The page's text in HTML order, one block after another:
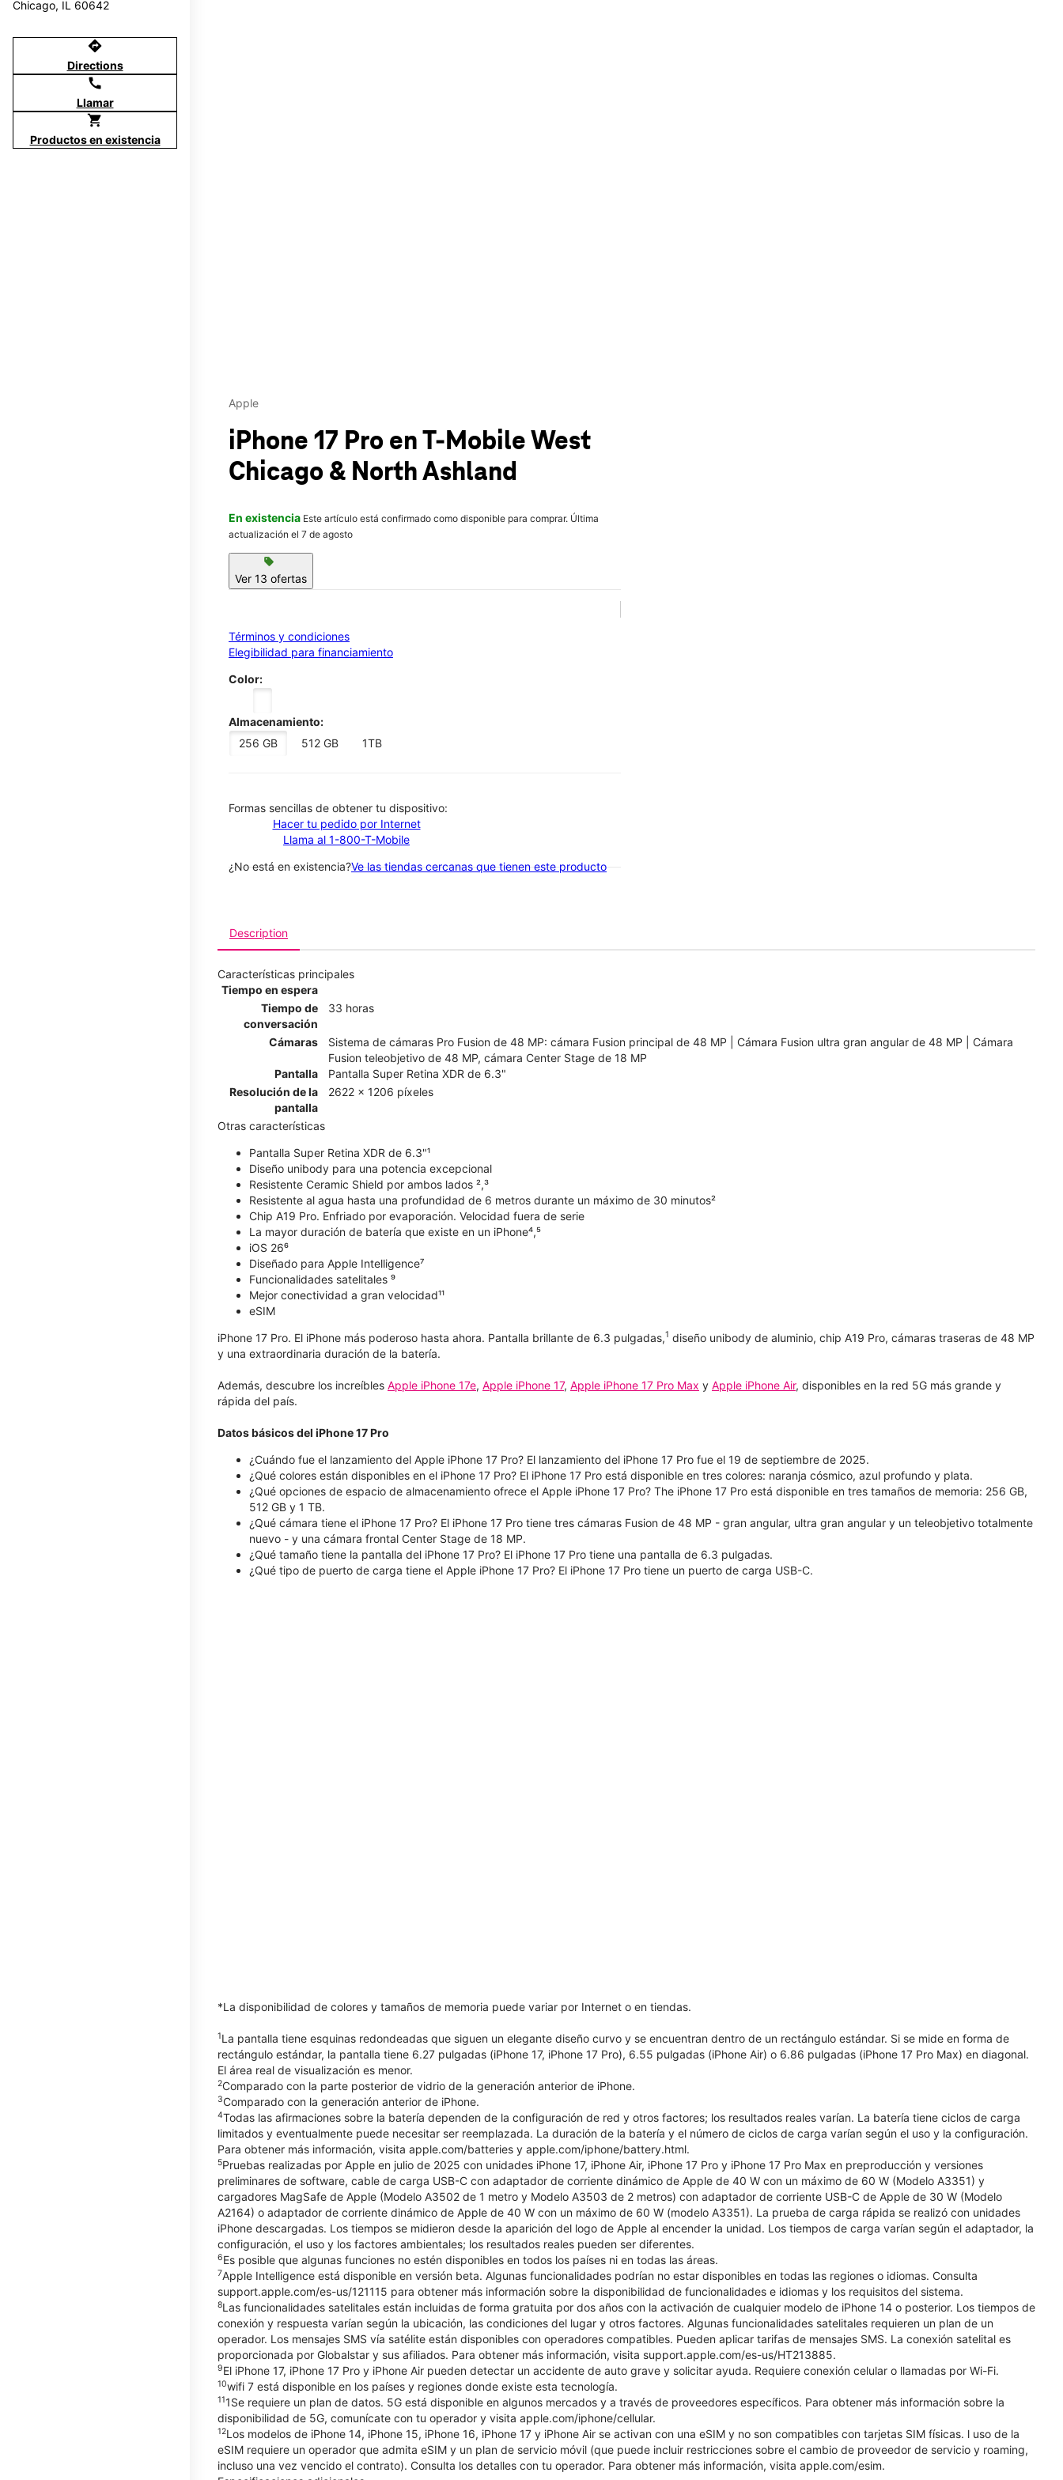
Chicago, IL 60642
directions
Directions
call
Llamar
shopping_cart
Productos en existencia
Apple
iPhone 17 Pro en T-Mobile West
Chicago & North Ashland
En existencia Este artículo está confirmado como disponible para comprar. Última
actualización el 7 de agosto
sell
Ver 13 ofertas
Términos y condiciones
Elegibilidad para financiamiento
Color:
Almacenamiento:
256 GB
512 GB 1TB
​​​​​​​Formas sencillas de obtener tu dispositivo:
Hacer tu pedido por Internet
Llama al 1-800-T-Mobile
¿No está en existencia?Ve las tiendas cercanas que tienen este producto
Description
Características principales
Tiempo en espera
Tiempo de
conversación
33 horas
Cámaras
Sistema de cámaras Pro Fusion de 48 MP: cámara Fusion principal de 48 MP | Cámara Fusion ultra gran angular de 48 MP | Cámara
Fusion teleobjetivo de 48 MP, cámara Center Stage de 18 MP
Pantalla
Pantalla Super Retina XDR de 6.3"
Resolución de la
pantalla
2622 x 1206 píxeles
Otras características
Pantalla Super Retina XDR de 6.3"¹
Diseño unibody para una potencia excepcional
Resistente Ceramic Shield por ambos lados ²,³
Resistente al agua hasta una profundidad de 6 metros durante un máximo de 30 minutos²
Chip A19 Pro. Enfriado por evaporación. Velocidad fuera de serie
La mayor duración de batería que existe en un iPhone⁴,⁵
iOS 26⁶
Diseñado para Apple Intelligence⁷
Funcionalidades satelitales ⁹
Mejor conectividad a gran velocidad¹¹
eSIM
iPhone 17 Pro. El iPhone más poderoso hasta ahora. Pantalla brillante de 6.3 pulgadas,1 diseño unibody de aluminio, chip A19 Pro, cámaras traseras de 48 MP
y una extraordinaria duración de la batería.
Además, descubre los increíbles Apple iPhone 17e, Apple iPhone 17, Apple iPhone 17 Pro Max y Apple iPhone Air, disponibles en la red 5G más grande y
rápida del país.
Datos básicos del iPhone 17 Pro
¿Cuándo fue el lanzamiento del Apple iPhone 17 Pro? El lanzamiento del iPhone 17 Pro fue el 19 de septiembre de 2025.
¿Qué colores están disponibles en el iPhone 17 Pro? El iPhone 17 Pro está disponible en tres colores: naranja cósmico, azul profundo y plata.
¿Qué opciones de espacio de almacenamiento ofrece el Apple iPhone 17 Pro? The iPhone 17 Pro está disponible en tres tamaños de memoria: 256 GB,
512 GB y 1 TB.
¿Qué cámara tiene el iPhone 17 Pro? El iPhone 17 Pro tiene tres cámaras Fusion de 48 MP - gran angular, ultra gran angular y un teleobjetivo totalmente
nuevo - y una cámara frontal Center Stage de 18 MP.
¿Qué tamaño tiene la pantalla del iPhone 17 Pro? El iPhone 17 Pro tiene una pantalla de 6.3 pulgadas.
¿Qué tipo de puerto de carga tiene el Apple iPhone 17 Pro? El iPhone 17 Pro tiene un puerto de carga USB-C.
*La disponibilidad de colores y tamaños de memoria puede variar por Internet o en tiendas.
1La pantalla tiene esquinas redondeadas que siguen un elegante diseño curvo y se encuentran dentro de un rectángulo estándar. Si se mide en forma de
rectángulo estándar, la pantalla tiene 6.27 pulgadas (iPhone 17, iPhone 17 Pro), 6.55 pulgadas (iPhone Air) o 6.86 pulgadas (iPhone 17 Pro Max) en diagonal.
El área real de visualización es menor.
2Comparado con la parte posterior de vidrio de la generación anterior de iPhone.
3Comparado con la generación anterior de iPhone.
4Todas las afirmaciones sobre la batería dependen de la configuración de red y otros factores; los resultados reales varían. La batería tiene ciclos de carga
limitados y eventualmente puede necesitar ser reemplazada. La duración de la batería y el número de ciclos de carga varían según el uso y la configuración.
Para obtener más información, visita apple.com/batteries y apple.com/iphone/battery.html.
5Pruebas realizadas por Apple en julio de 2025 con unidades iPhone 17, iPhone Air, iPhone 17 Pro y iPhone 17 Pro Max en preproducción y versiones
preliminares de software, cable de carga USB-C con adaptador de corriente dinámico de Apple de 40 W con un máximo de 60 W (Modelo A3351) y
cargadores MagSafe de Apple (Modelo A3502 de 1 metro y Modelo A3503 de 2 metros) con adaptador de corriente USB-C de Apple de 30 W (Modelo
A2164) o adaptador de corriente dinámico de Apple de 40 W con un máximo de 60 W (modelo A3351). La prueba de carga rápida se realizó con unidades
iPhone descargadas. Los tiempos se midieron desde la aparición del logo de Apple al encender la unidad. Los tiempos de carga varían según el adaptador, la
configuración, el uso y los factores ambientales; los resultados reales pueden ser diferentes.
6Es posible que algunas funciones no estén disponibles en todos los países ni en todas las áreas.
7Apple Intelligence está disponible en versión beta. Algunas funcionalidades podrían no estar disponibles en todas las regiones o idiomas. Consulta
support.apple.com/es-us/121115 para obtener más información sobre la disponibilidad de funcionalidades e idiomas y los requisitos del sistema.
8Las funcionalidades satelitales están incluidas de forma gratuita por dos años con la activación de cualquier modelo de iPhone 14 o posterior. Los tiempos de
conexión y respuesta varían según la ubicación, las condiciones del lugar y otros factores. Algunas funcionalidades satelitales requieren un plan de un
operador. Los mensajes SMS vía satélite están disponibles con operadores compatibles. Pueden aplicar tarifas de mensajes SMS. La conexión satelital es
proporcionada por Globalstar y sus afiliados. Para obtener más información, visita support.apple.com/es-us/HT213885.
9El iPhone 17, iPhone 17 Pro y iPhone Air pueden detectar un accidente de auto grave y solicitar ayuda. Requiere conexión celular o llamadas por Wi-Fi.
10wifi 7 está disponible en los países y regiones donde existe esta tecnología.
111Se requiere un plan de datos. 5G está disponible en algunos mercados y a través de proveedores específicos. Para obtener más información sobre la
disponibilidad de 5G, comunícate con tu operador y visita apple.com/iphone/cellular.
12Los modelos de iPhone 14, iPhone 15, iPhone 16, iPhone 17 y iPhone Air se activan con una eSIM y no son compatibles con tarjetas SIM físicas. l uso de la
eSIM requiere un operador que admita eSIM y un plan de servicio móvil (que puede incluir restricciones sobre el cambio de proveedor de servicio y roaming,
incluso una vez vencido el contrato). Consulta los detalles con tu operador. Para obtener más información, visita apple.com/esim.